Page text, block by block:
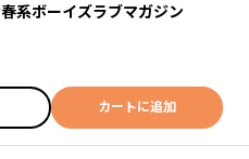
ボーイズラブマガジン
カートに追加